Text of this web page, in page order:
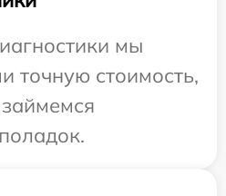
мы
точную стоимость,